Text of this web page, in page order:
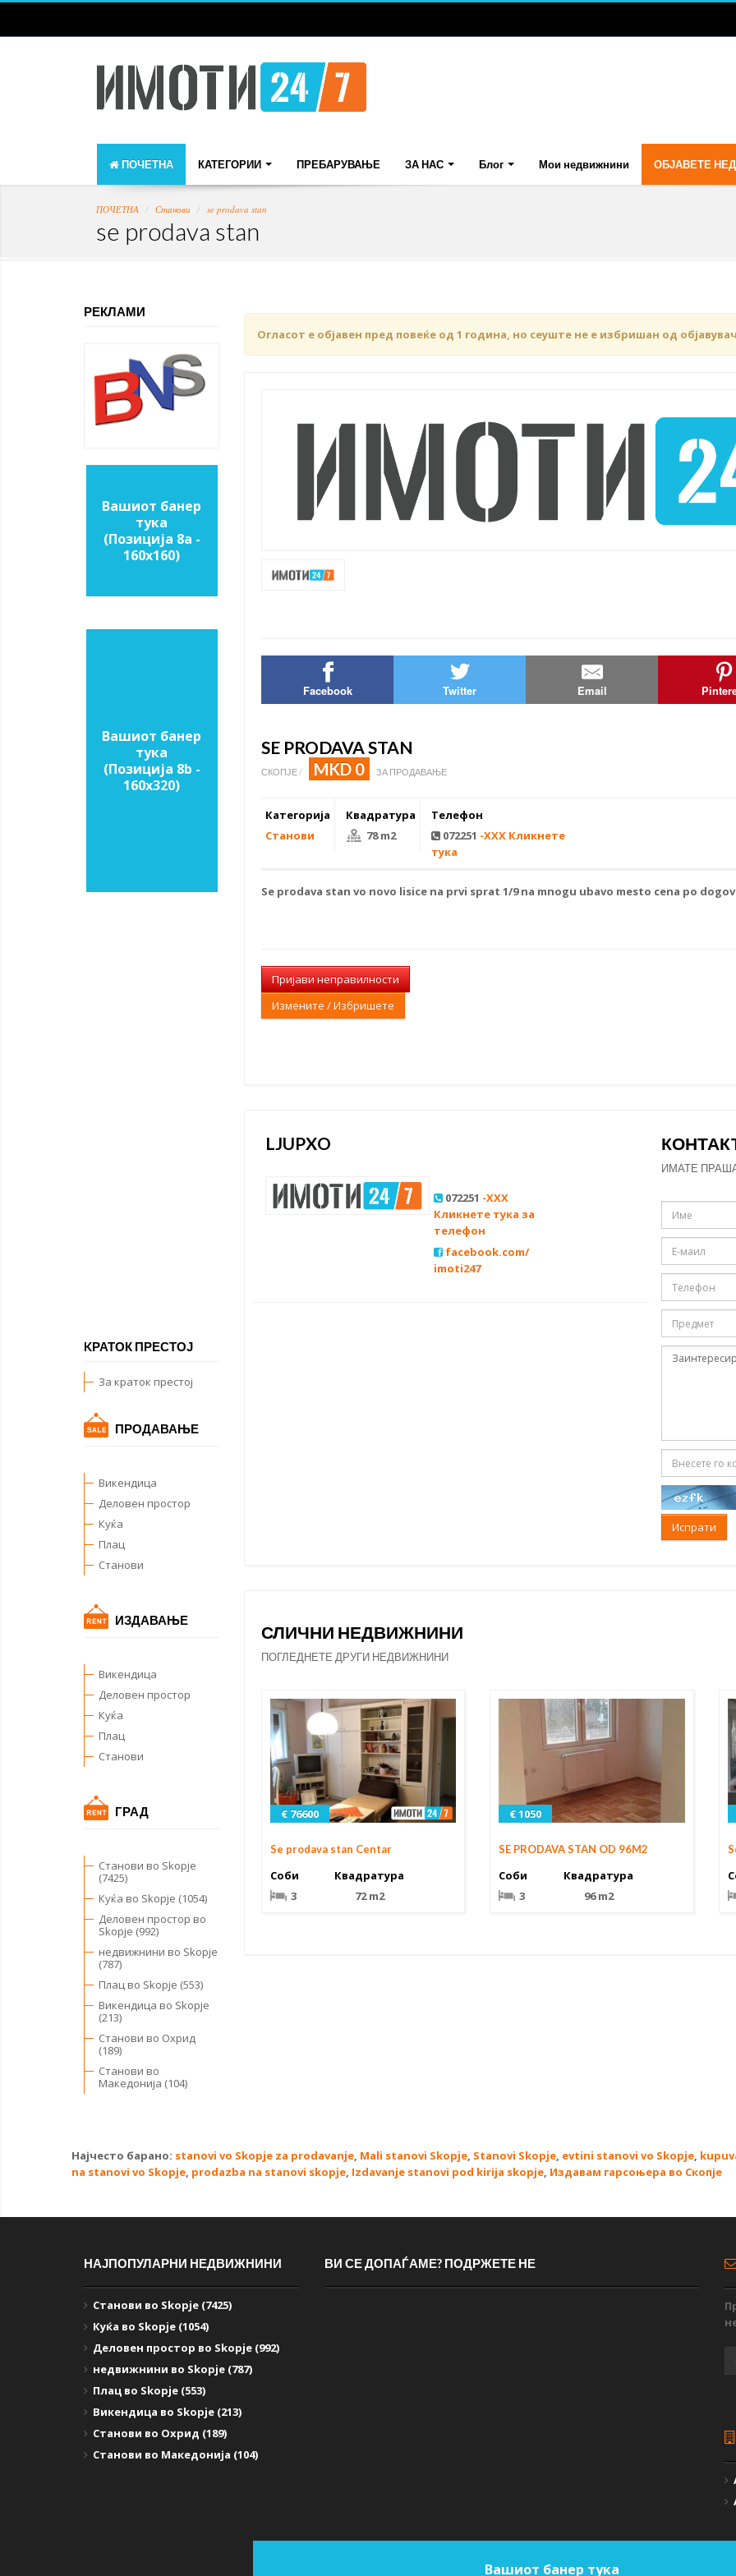
ПОЧЕТНА КАТЕГОРИИ ПРЕБАРУВАЊЕ ЗА НАС Блог Мои недвижнини ОБЈАВЕТЕ
ПОЧЕТНА Станови se prodava stan
se prodava stan
РЕКЛАМИ
Вашиот банер
тука
(Позиција 8a -
160х160)
Вашиот банер
тука
(Позиција 8b -
160х320)
KРАТОК ПРЕСТОЈ
За краток престој
ПРОДАВАЊЕ
Викендица
Деловен простор
Куќа
Плац
Станови
ИЗДАВАЊЕ
Викендица
Деловен простор
Куќа
Плац
Станови
ГРАД
Станови во Skopje
(7425)
Куќа во Skopje (1054)
Деловен простор во
Skopje (992)
недвижнини во Skopje
(787)
Плац во Skopje (553)
Викендица во Skopje
(213)
Станови во Охрид
(189)
Станови во
Македонија (104)
Огласот е објавен пред повеќе од 1 година, но сеуште не е избришан од
Facebook Twitter Email
SE PRODAVA STAN
СКОПЈЕ / MKD 0 ЗА ПРОДАВАЊЕ
Категорија
Станови
Квадратура
78 m2
Телефон
072251 -XXX Кликнете
тука
Se prodava stan vo novo lisice na prvi sprat 1/9 na mnogu ubavo mesto cena po
Пријави неправилности
Измените / Избришете
LJUPXO
072251 -XXX
Кликнете тука за
телефон
facebook.com/
imoti247
ИМАТЕ
Испрати
СЛИЧНИ НЕДВИЖНИНИ
ПОГЛЕДНЕТЕ ДРУГИ НЕДВИЖНИНИ
€ 76600
Se prodava stan Centar
Соби
3
Квадратура
72 m2
€ 1050
SE PRODAVA STAN OD 96M2
Соби
3
Квадратура
96 m2
Најчесто барано: stanovi vo Skopje za prodavanje, Mali stanovi Skopje, Stanovi Skopje, evtini stanovi vo Skopje,
na stanovi vo Skopje, prodazba na stanovi skopje, Izdavanje stanovi pod kirija skopje, Издавам гарсоњера во Скопје
НАЈПОПУЛАРНИ НЕДВИЖНИНИ
Станови во Skopje (7425)
Куќа во Skopje (1054)
Деловен простор во Skopje (992)
недвижнини во Skopje (787)
Плац во Skopje (553)
Викендица во Skopje (213)
Станови во Охрид (189)
Станови во Македонија (104)
ВИ СЕ ДОПАЃАМЕ? ПОДРЖЕТЕ НЕ
Вашиот банер тука